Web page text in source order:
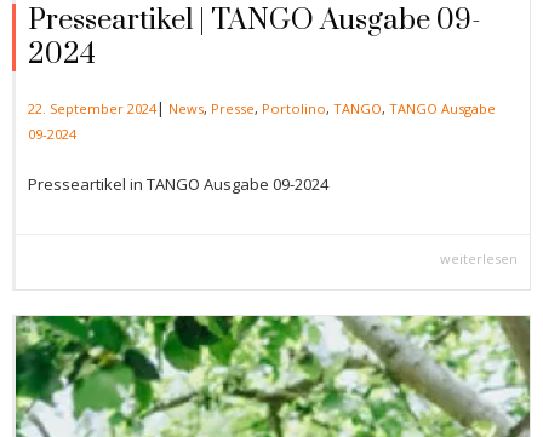
Presseartikel | TANGO Ausgabe 09-
2024
22. September 2024| News, Presse, Portolino, TANGO, TANGO Ausgabe
09-2024
Presseartikel in TANGO Ausgabe 09-2024
weiterlesen